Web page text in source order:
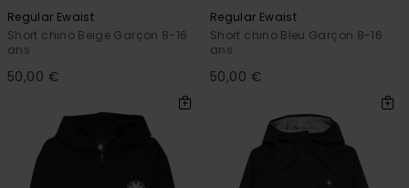
Regular Ewaist
Short chino Beige Garçon 8-16
ans
50,00 €
Regular Ewaist
Short chino Bleu Garçon 8-16
ans
50,00 €